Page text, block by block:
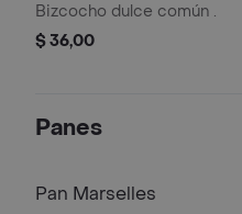
Bizcocho dulce común .
$ 36,00
Panes
Pan Marselles